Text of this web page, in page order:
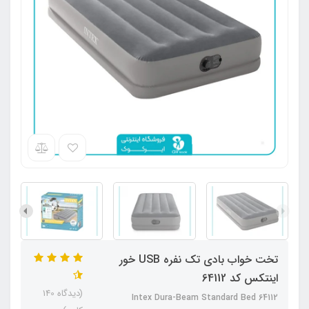
تخت خواب بادی تک نفره USB خور
اینتکس کد 64112
Intex Dura-Beam Standard Bed 64112
(دیدگاه 140